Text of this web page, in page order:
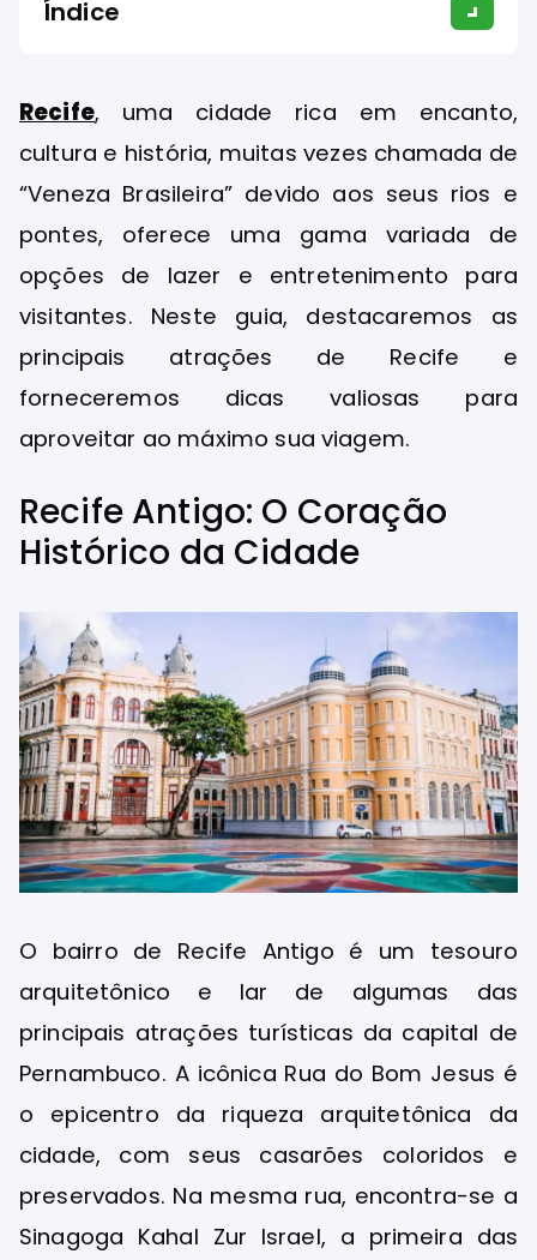
Índice
Recife, uma cidade rica em encanto,
cultura e história, muitas vezes chamada de
“Veneza Brasileira” devido aos seus rios e
pontes, oferece uma gama variada de
opções de lazer e entretenimento para
visitantes. Neste guia, destacaremos as
principais atrações de Recife e
forneceremos dicas valiosas para
aproveitar ao máximo sua viagem.
Recife Antigo: O Coração
Histórico da Cidade
O bairro de Recife Antigo é um tesouro
arquitetônico e lar de algumas das
principais atrações turísticas da capital de
Pernambuco. A icônica Rua do Bom Jesus é
o epicentro da riqueza arquitetônica da
cidade, com seus casarões coloridos e
preservados. Na mesma rua, encontra-se a
Sinagoga Kahal Zur Israel, a primeira das